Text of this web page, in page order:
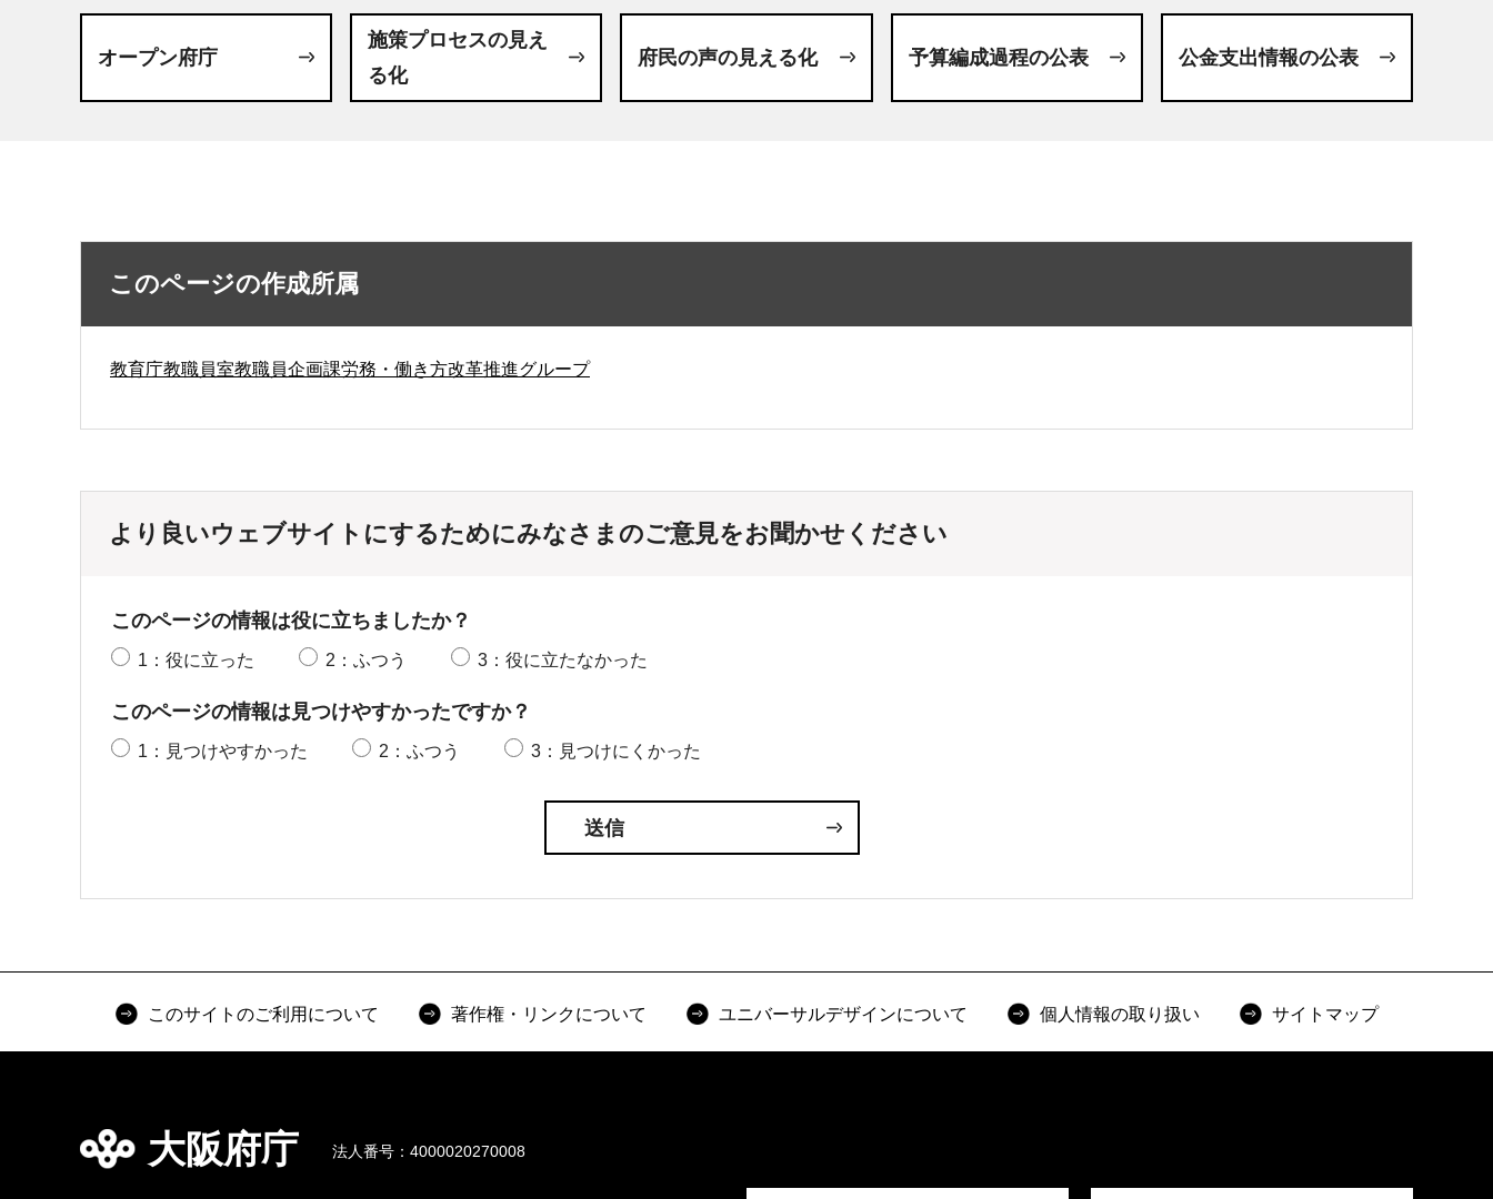
オープン府庁
施策プロセスの見え
る化
府民の声の見える化 予算編成過程の公表 公金支出情報の公表
このページの作成所属
教育庁教職員室教職員企画課労務・働き方改革推進グループ
より良いウェブサイトにするためにみなさまのご意見をお聞かせください
このページの情報は役に立ちましたか？
1：役に立った 2：ふつう 3：役に立たなかった
このページの情報は見つけやすかったですか？
1：見つけやすかった 2：ふつう 3：見つけにくかった
このサイトのご利用について 著作権・リンクについて ユニバーサルデザインについて 個人情報の取り扱い サイトマップ
大阪府庁 法人番号：4000020270008